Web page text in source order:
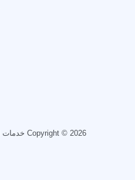
Copyright © 2026 خدمات المملكة | Powered by خدمات المملكة